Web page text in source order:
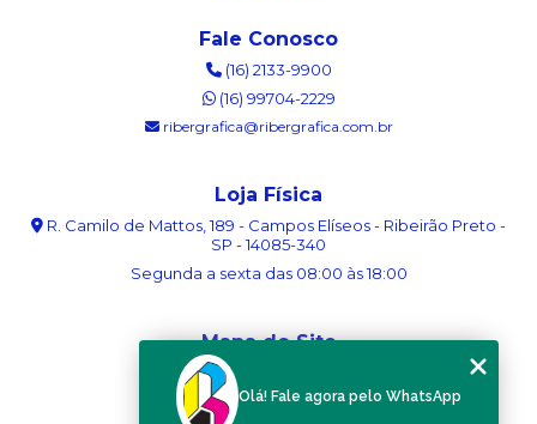
Fale Conosco
(16) 2133-9900
(16) 99704-2229
ribergrafica@ribergrafica.com.br
Loja Física
R. Camilo de Mattos, 189 - Campos Elíseos - Ribeirão Preto -
SP - 14085-340
Segunda a sexta das 08:00 às 18:00
Mapa do Site
Sobre nós
Olá! Fale agora pelo WhatsApp